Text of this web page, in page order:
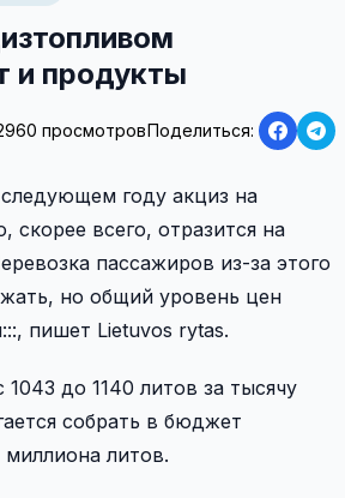
и продукты
просмотровПоделиться:
году акциз на
скорее всего, отразится на
пассажиров из-за этого
но общий уровень цен
пишет Lietuvos rytas.
до 1140 литов за тысячу
собрать в бюджет
литов.